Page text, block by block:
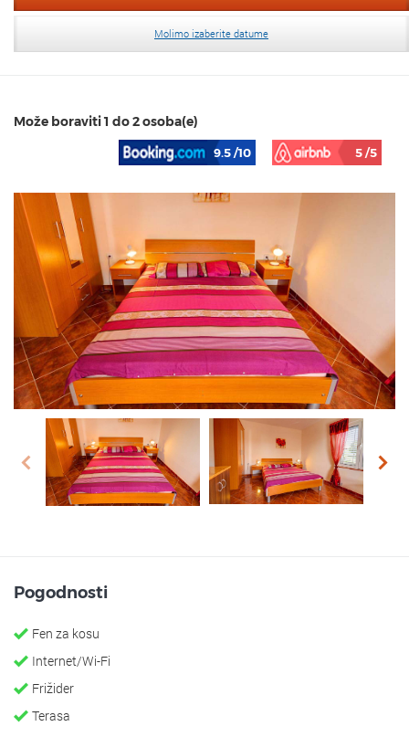
Molimo izaberite datume
Može boraviti 1 do 2 osoba(e)
9.5/10 5/5
Pogodnosti
Fen za kosu
Internet/Wi-Fi
Frižider
Terasa